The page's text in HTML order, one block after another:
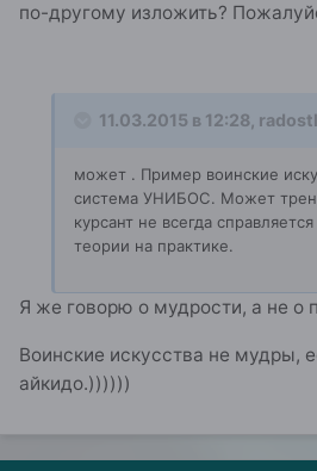
по-другому изложить?
11.03.2015 в 12:28,
может . Пример воинские
система УНИБОС. Может
курсант не всегда
теории на практике.
Я же говорю о мудрости, а не о
Воинские искусства не мудры,
айкидо.))))))